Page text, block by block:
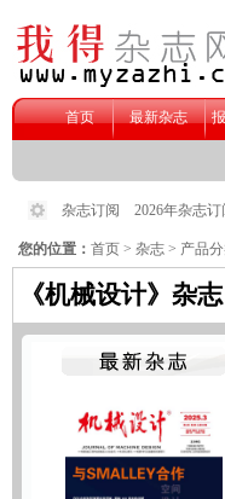
您的位置： 首页 > 杂志 > 产品
《机械设计》杂志